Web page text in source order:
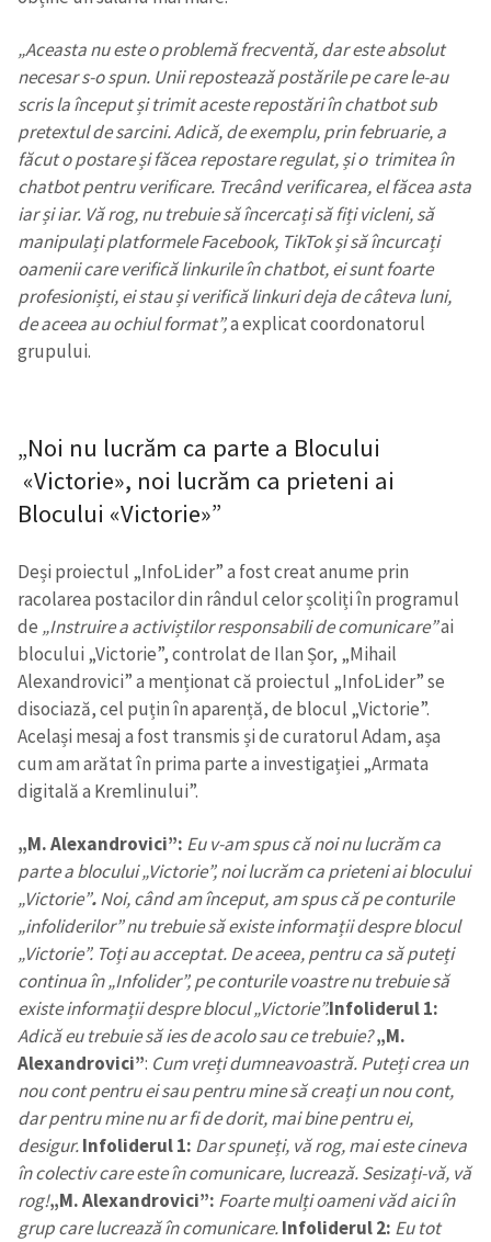
„Aceasta nu este o problemă frecventă, dar este absolut
necesar s-o spun. Unii repostează postările pe care le-au
scris la început și trimit aceste repostări în chatbot sub
pretextul de sarcini. Adică, de exemplu, prin februarie, a
făcut o postare și făcea repostare regulat, și o trimitea în
chatbot pentru verificare. Trecând verificarea, el făcea asta
iar și iar. Vă rog, nu trebuie să încercați să fiți vicleni, să
manipulați platformele Facebook, TikTok și să încurcați
oamenii care verifică linkurile în chatbot, ei sunt foarte
profesioniști, ei stau și verifică linkuri deja de câteva luni,
de aceea au ochiul format”,a explicat coordonatorul
grupului.
„Noi nu lucrăm ca parte a Blocului
«Victorie», noi lucrăm ca prieteni ai
Blocului «Victorie»”
Deși proiectul „InfoLider” a fost creat anume prin
racolarea postacilor din rândul celor școliți în programul
de „Instruire a activiștilor responsabili de comunicare”ai
blocului „Victorie”, controlat de Ilan Șor, „Mihail
Alexandrovici” a menționat că proiectul „InfoLider” se
disociază, cel puțin în aparență, de blocul „Victorie”.
Același mesaj a fost transmis și de curatorul Adam, așa
cum am arătat în prima parte a investigației „Armata
digitală a Kremlinului”.
„M. Alexandrovici”: Eu v-am spus că noi nu lucrăm ca
parte a blocului „Victorie”, noi lucrăm ca prieteni ai blocului
„Victorie”.Noi, când am început, am spus că pe conturile
„infoliderilor” nu trebuie să existe informații despre blocul
„Victorie”. Toți au acceptat. De aceea, pentru ca să puteți
continua în „Infolider”, pe conturile voastre nu trebuie să
existe informații despre blocul „Victorie”.Infoliderul 1:
Adică eu trebuie să ies de acolo sau ce trebuie?„M.
Alexandrovici”: Cum vreți dumneavoastră. Puteți crea un
nou cont pentru ei sau pentru mine să creați un nou cont,
dar pentru mine nu ar fi de dorit, mai bine pentru ei,
desigur.Infoliderul 1: Dar spuneți, vă rog, mai este cineva
în colectiv care este în comunicare, lucrează. Sesizați-vă, vă
rog!„M. Alexandrovici”: Foarte mulți oameni văd aici în
grup care lucrează în comunicare.Infoliderul 2: Eu tot